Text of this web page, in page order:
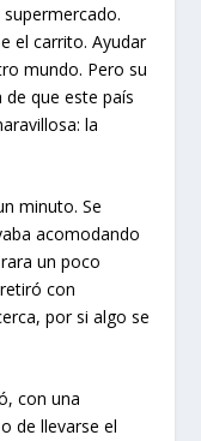
el carrito. Ayudar
mundo. Pero su
que este país
la
minuto. Se
acomodando
un poco
con
por si algo se
con una
de llevarse el